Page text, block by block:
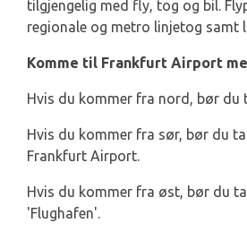
tilgjengelig med fly, tog og bil.
regionale og metro linjetog samt
Komme til Frankfurt Airport
Hvis du kommer fra nord, bør
Hvis du kommer fra sør, bør du
Frankfurt Airport.
Hvis du kommer fra øst, bør du
'Flughafen'.